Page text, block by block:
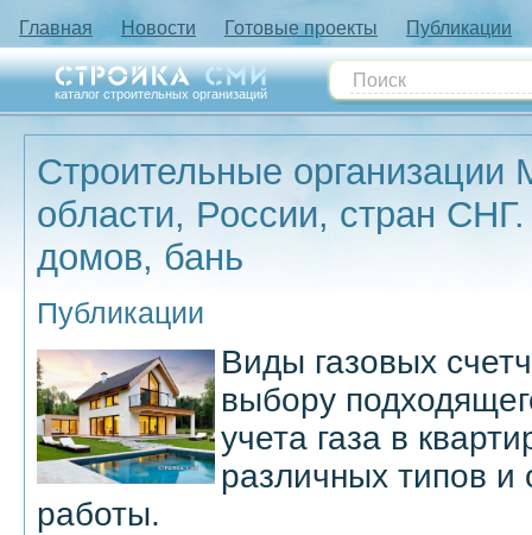
Главная Новости Готовые проекты Публикации
каталог строительных организаций
Строительные организации
области, России, стран
домов, бань
Публикации
Виды газовых
выбору
учета газа в
различных типов и
работы.